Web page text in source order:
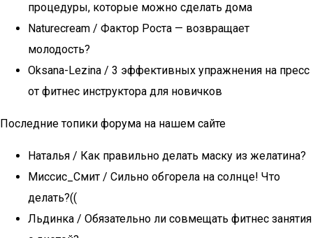
процедуры, которые можно сделать дома
Naturecream / Фактор Роста — возвращает
молодость?
Oksana-Lezina / 3 эффективных упражнения на пресс
от фитнес инструктора для новичков
Последние топики форума на нашем сайте
Наталья / Как правильно делать маску из желатина?
Миссис_Смит / Сильно обгорела на солнце! Что
делать?((
Льдинка / Обязательно ли совмещать фитнес занятия